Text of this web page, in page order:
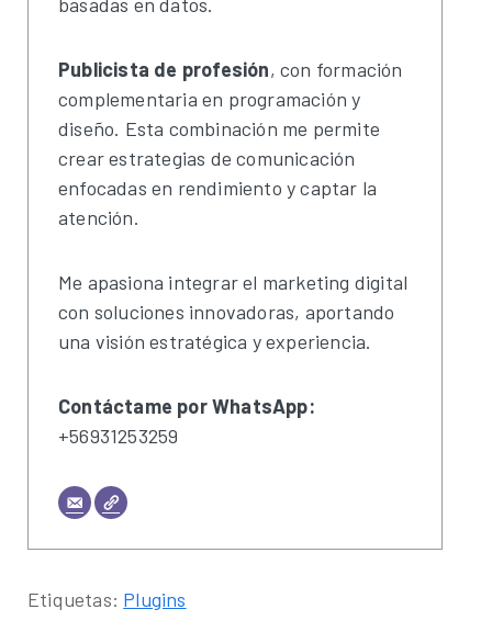
Publicista de profesión, con formación
complementaria en programación y
diseño. Esta combinación me permite
crear estrategias de comunicación
enfocadas en rendimiento y captar la
atención.
Me apasiona integrar el marketing digital
con soluciones innovadoras, aportando
una visión estratégica y experiencia.
Contáctame por WhatsApp:
+56931253259
Etiquetas: Plugins